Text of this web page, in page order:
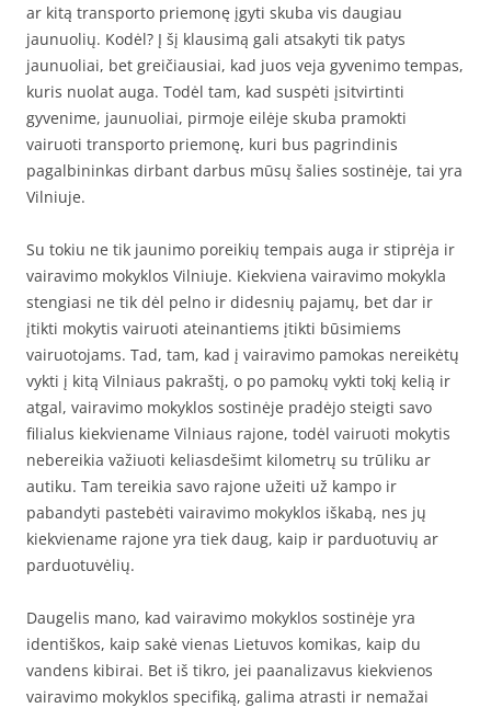
ar kitą transporto priemonę įgyti skuba vis daugiau
jaunuolių. Kodėl? Į šį klausimą gali atsakyti tik patys
jaunuoliai, bet greičiausiai, kad juos veja gyvenimo tempas,
kuris nuolat auga. Todėl tam, kad suspėti įsitvirtinti
gyvenime, jaunuoliai, pirmoje eilėje skuba pramokti
vairuoti transporto priemonę, kuri bus pagrindinis
pagalbininkas dirbant darbus mūsų šalies sostinėje, tai yra
Vilniuje.
Su tokiu ne tik jaunimo poreikių tempais auga ir stiprėja ir
vairavimo mokyklos Vilniuje. Kiekviena vairavimo mokykla
stengiasi ne tik dėl pelno ir didesnių pajamų, bet dar ir
įtikti mokytis vairuoti ateinantiems įtikti būsimiems
vairuotojams. Tad, tam, kad į vairavimo pamokas nereikėtų
vykti į kitą Vilniaus pakraštį, o po pamokų vykti tokį kelią ir
atgal, vairavimo mokyklos sostinėje pradėjo steigti savo
filialus kiekviename Vilniaus rajone, todėl vairuoti mokytis
nebereikia važiuoti keliasdešimt kilometrų su trūliku ar
autiku. Tam tereikia savo rajone užeiti už kampo ir
pabandyti pastebėti vairavimo mokyklos iškabą, nes jų
kiekviename rajone yra tiek daug, kaip ir parduotuvių ar
parduotuvėlių.
Daugelis mano, kad vairavimo mokyklos sostinėje yra
identiškos, kaip sakė vienas Lietuvos komikas, kaip du
vandens kibirai. Bet iš tikro, jei paanalizavus kiekvienos
vairavimo mokyklos specifiką, galima atrasti ir nemažai